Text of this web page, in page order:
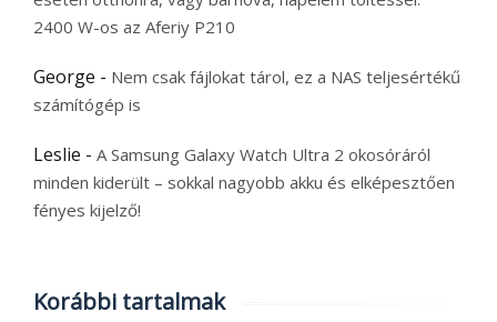
2400 W-os az Aferiy P210
George - Nem csak fájlokat tárol, ez a NAS teljesértékű
számítógép is
Leslie - A Samsung Galaxy Watch Ultra 2 okosóráról
minden kiderült – sokkal nagyobb akku és elképesztően
fényes kijelző!
Korábbi tartalmak